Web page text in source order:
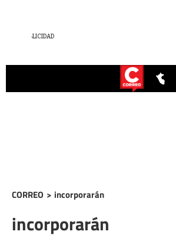
CORREO > incorporarán
incorporarán